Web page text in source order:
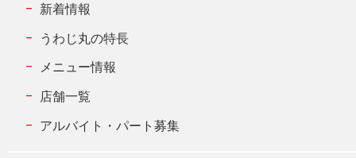
新着情報
うわじ丸の特長
メニュー情報
店舗一覧
アルバイト・パート募集